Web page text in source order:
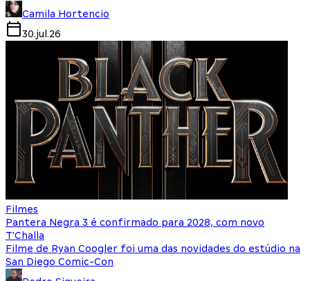
Camila Hortencio
30.jul.26
Filmes
Pantera Negra 3 é confirmado para 2028, com novo
T'Challa
Filme de Ryan Coogler foi uma das novidades do estúdio na
San Diego Comic-Con